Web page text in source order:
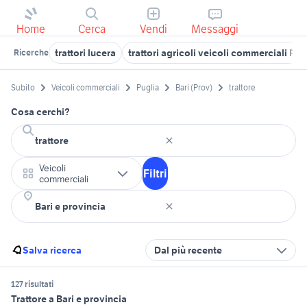
Home Cerca Vendi Messaggi
Ricerche trattori lucera trattori agricoli veicoli commerciali
Subito Veicoli commerciali Puglia Bari (Prov) trattore
Cosa cerchi?
Veicoli
commerciali
Filtri
Salva ricerca Dal più recente
127 risultati
Trattore a Bari e provincia